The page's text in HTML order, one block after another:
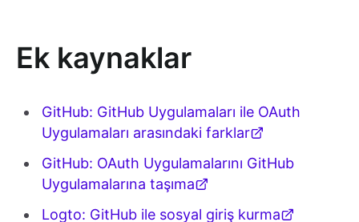
Ek kaynaklar
GitHub: GitHub Uygulamaları ile OAuth
Uygulamaları arasındaki farklar
GitHub: OAuth Uygulamalarını GitHub
Uygulamalarına taşıma
Logto: GitHub ile sosyal giriş kurma